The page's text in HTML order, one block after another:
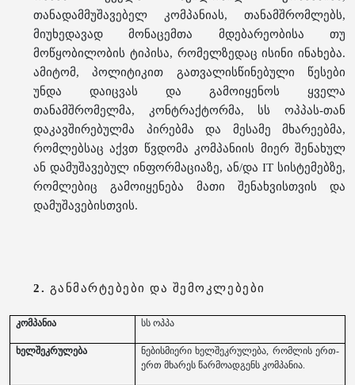
თანადამმუშავებელ კომპანიას, თანამშრომლებს,
მიუხედავად მონაცემთა მდებარეობისა თუ
მოწყობილობის ტიპისა, რომელზედაც ისინი ინახება.
ამიტომ, პოლიტიკით გათვალისწინებული წესები
უნდა დაიცვას და გამოიყენოს ყველა
თანამშრომელმა, კონტრაქტორმა, სს ოპპას-თან
დაკავშირებულმა პირებმა და მესამე მხარეებმა,
რომლებსაც აქვთ წვდომა კომპანიის მიერ შენახულ
ან დამუშავებულ ინფორმაციაზე, ან/და IT სისტემებზე,
რომლებიც გამოიყენება მათი შენახვისთვის და
დამუშავებისთვის.
2. განმარტებები და შემოკლებები
კომპანია სს ოპპა
ხელშეკრულება
ნებისმიერი ხელშეკრულება, რომლის ერთ-
ერთ მხარეს წარმოადგენს კომპანია.